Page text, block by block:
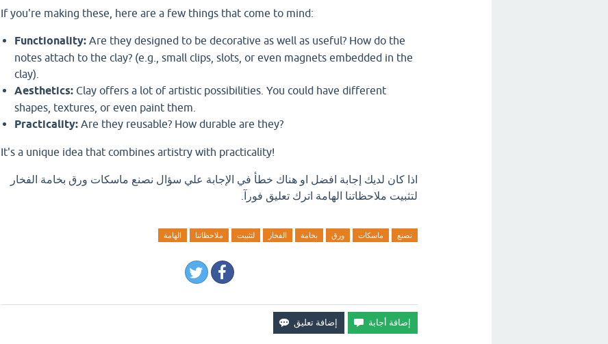
If you're making these, here are a few things that come to mind:
Functionality: Are they designed to be decorative as well as useful? How do the
notes attach to the clay? (e.g., small clips, slots, or even magnets embedded in the
clay).
Aesthetics: Clay offers a lot of artistic possibilities. You could have different
shapes, textures, or even paint them.
Practicality: Are they reusable? How durable are they?
It's a unique idea that combines artistry with practicality!
اذا كان لديك إجابة افضل او هناك خطأ في الإجابة علي سؤال نصنع ماسكات ورق بخامة الفخار
لتثبيت ملاحظاتنا الهامة اترك تعليق فورآ.
نصنع ماسكات ورق بخامة الفخار لتثبيت ملاحظاتنا الهامة